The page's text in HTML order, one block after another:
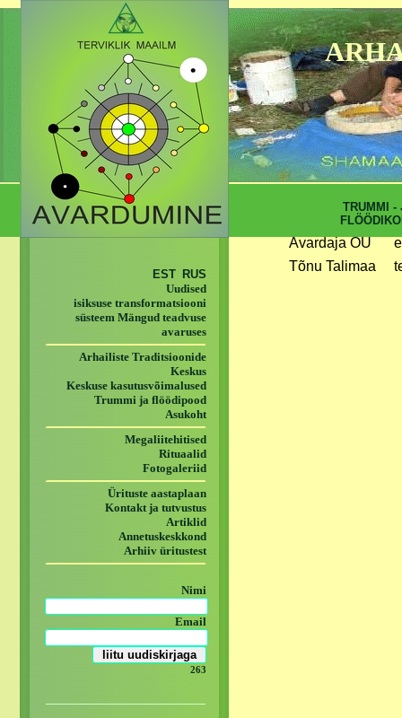
Avardaja OÜ
Tõnu Talimaa
EST RUS
Uudised
isiksuse transformatsiooni
süsteem Mängud teadvuse
avaruses
Arhailiste Traditsioonide
Keskus
Keskuse kasutusvõimalused
Trummi ja flöödipood
Asukoht
Megaliitehitised
Rituaalid
Fotogaleriid
Ürituste aastaplaan
Kontakt ja tutvustus
Artiklid
Annetuskeskkond
Arhiiv üritustest
Nimi
Email
263
TRUMMI -